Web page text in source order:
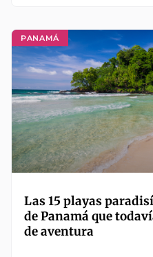
PANAMÁ
Las 15 playas
de Panamá que
de aventura